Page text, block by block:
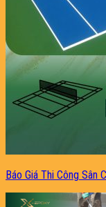
Báo Giá Thi Công Sân